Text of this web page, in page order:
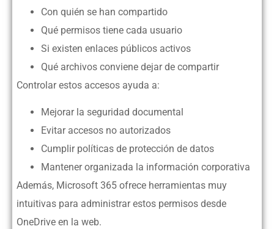
Con quién se han compartido
Qué permisos tiene cada usuario
Si existen enlaces públicos activos
Qué archivos conviene dejar de compartir
Controlar estos accesos ayuda a:
Mejorar la seguridad documental
Evitar accesos no autorizados
Cumplir políticas de protección de datos
Mantener organizada la información corporativa
Además, Microsoft 365 ofrece herramientas muy
intuitivas para administrar estos permisos desde
OneDrive en la web.